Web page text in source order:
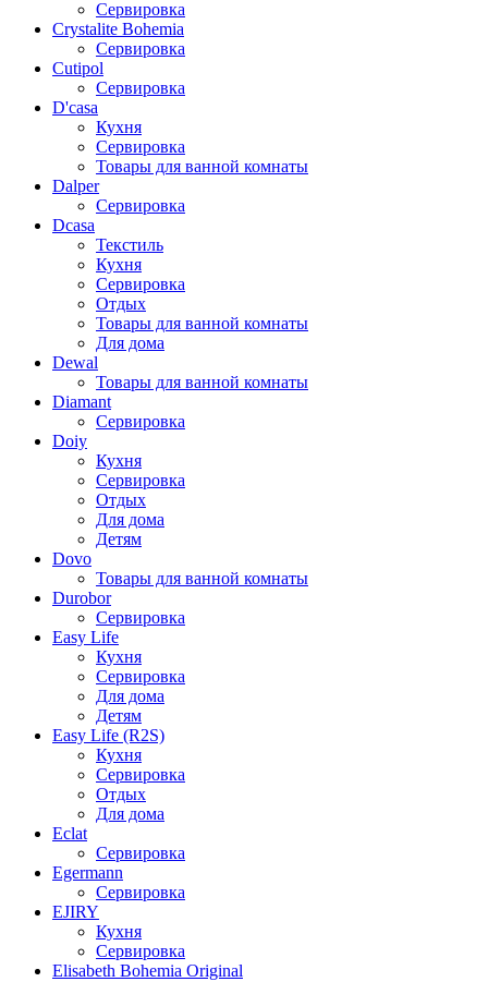
Сервировка
Crystalite Bohemia
Сервировка
Cutipol
Сервировка
D'casa
Кухня
Сервировка
Товары для ванной комнаты
Dalper
Сервировка
Dcasa
Текстиль
Кухня
Сервировка
Отдых
Товары для ванной комнаты
Для дома
Dewal
Товары для ванной комнаты
Diamant
Сервировка
Doiy
Кухня
Сервировка
Отдых
Для дома
Детям
Dovo
Товары для ванной комнаты
Durobor
Сервировка
Easy Life
Кухня
Сервировка
Для дома
Детям
Easy Life (R2S)
Кухня
Сервировка
Отдых
Для дома
Eclat
Сервировка
Egermann
Сервировка
EJIRY
Кухня
Сервировка
Elisabeth Bohemia Original